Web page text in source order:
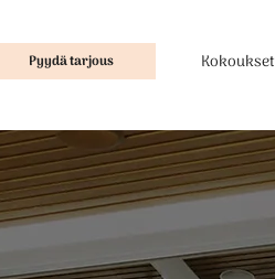
Pyydä tarjous Kokoukset